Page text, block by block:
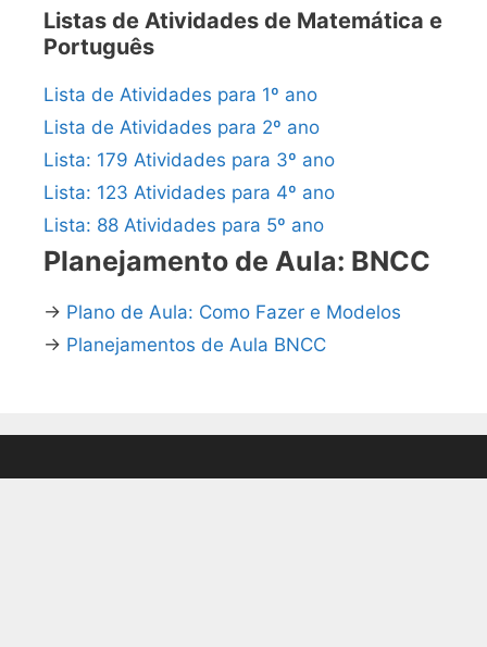
Listas de Atividades de Matemática e
Português
Lista de Atividades para 1º ano
Lista de Atividades para 2º ano
Lista: 179 Atividades para 3º ano
Lista: 123 Atividades para 4º ano
Lista: 88 Atividades para 5º ano
Planejamento de Aula: BNCC
→ Plano de Aula: Como Fazer e Modelos
→ Planejamentos de Aula BNCC